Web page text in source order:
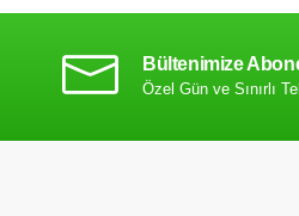
Bültenimize
Özel Gün ve Sınırlı